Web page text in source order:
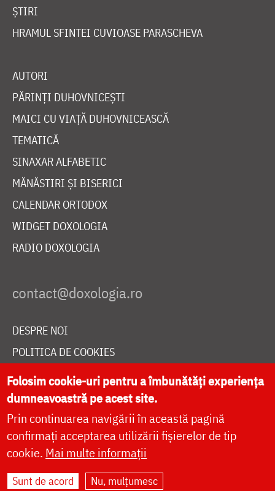
ȘTIRI
HRAMUL SFINTEI CUVIOASE PARASCHEVA
AUTORI
PĂRINȚI DUHOVNICEȘTI
MAICI CU VIAȚĂ DUHOVNICEASCĂ
TEMATICĂ
SINAXAR ALFABETIC
MĂNĂSTIRI ȘI BISERICI
CALENDAR ORTODOX
WIDGET DOXOLOGIA
RADIO DOXOLOGIA
DESPRE NOI
POLITICA DE COOKIES
DONEAZĂ ONLINE PENTRU CATEDRALA NAȚIONALĂ
LIVE
Site dezvoltat deDOXOLOGIA MEDIA
Folosim cookie-uri pentru a îmbunătăți experiența
dumneavoastră pe acest site.
Prin continuarea navigării în această pagină
confirmați acceptarea utilizării fișierelor de tip
cookie. Mai multe informații
Sunt de acord Nu, mulțumesc